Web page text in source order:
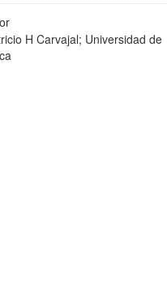
H Carvajal; Universidad de